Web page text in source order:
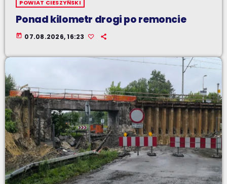
POWIAT CIESZYŃSKI
Ponad kilometr drogi po remoncie
today 07.08.2026, 16:23